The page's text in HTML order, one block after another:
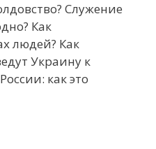
Служение
Как
людей? Как
Украину к
как это